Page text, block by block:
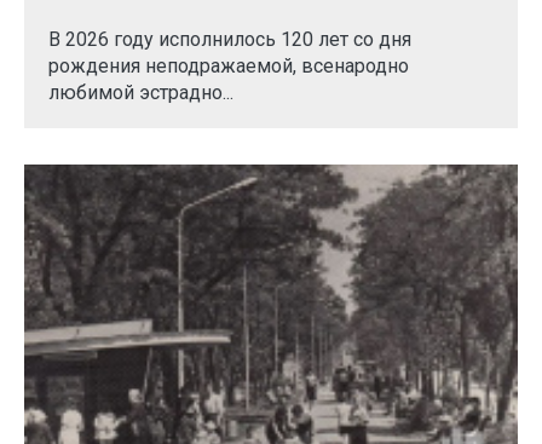
В 2026 году исполнилось 120 лет со дня
рождения неподражаемой, всенародно
любимой эстрадно...